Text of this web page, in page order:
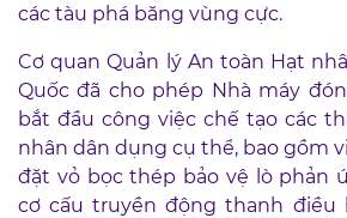
các tàu phá băng vùng cực.
Cơ quan Quản lý An toàn Hạt
Quốc đã cho phép Nhà máy
bắt đầu công việc chế tạo các
nhân dân dụng cụ thể, bao gồm
đặt vỏ bọc thép bảo vệ lò phản
cơ cấu truyền động thanh điều